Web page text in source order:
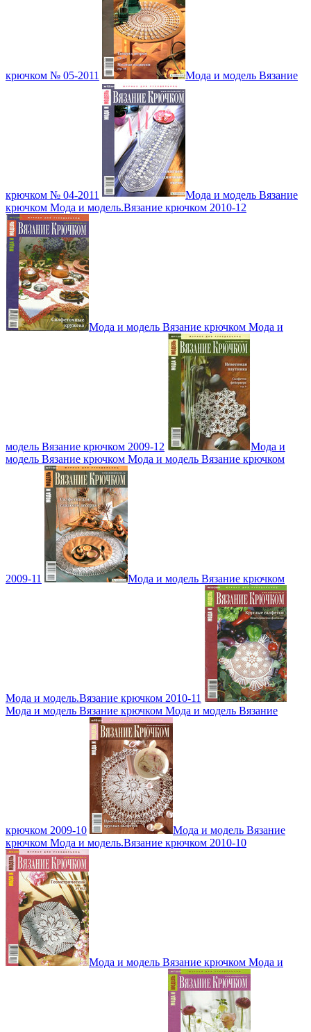
крючком № 05-2011 Мода и модель Вязание
крючком № 04-2011
Мода и модель Вязание
крючком Мода и модель.Вязание крючком 2010-12
Мода и модель Вязание крючком Мода и
модель Вязание крючком 2009-12
Мода и
модель Вязание крючком Мода и модель Вязание крючком
2009-11 Мода и модель Вязание крючком
Мода и модель.Вязание крючком 2010-11
Мода и модель Вязание крючком Мода и модель Вязание
крючком 2009-10
Мода и модель Вязание
крючком Мода и модель.Вязание крючком 2010-10
Мода и модель Вязание крючком Мода и